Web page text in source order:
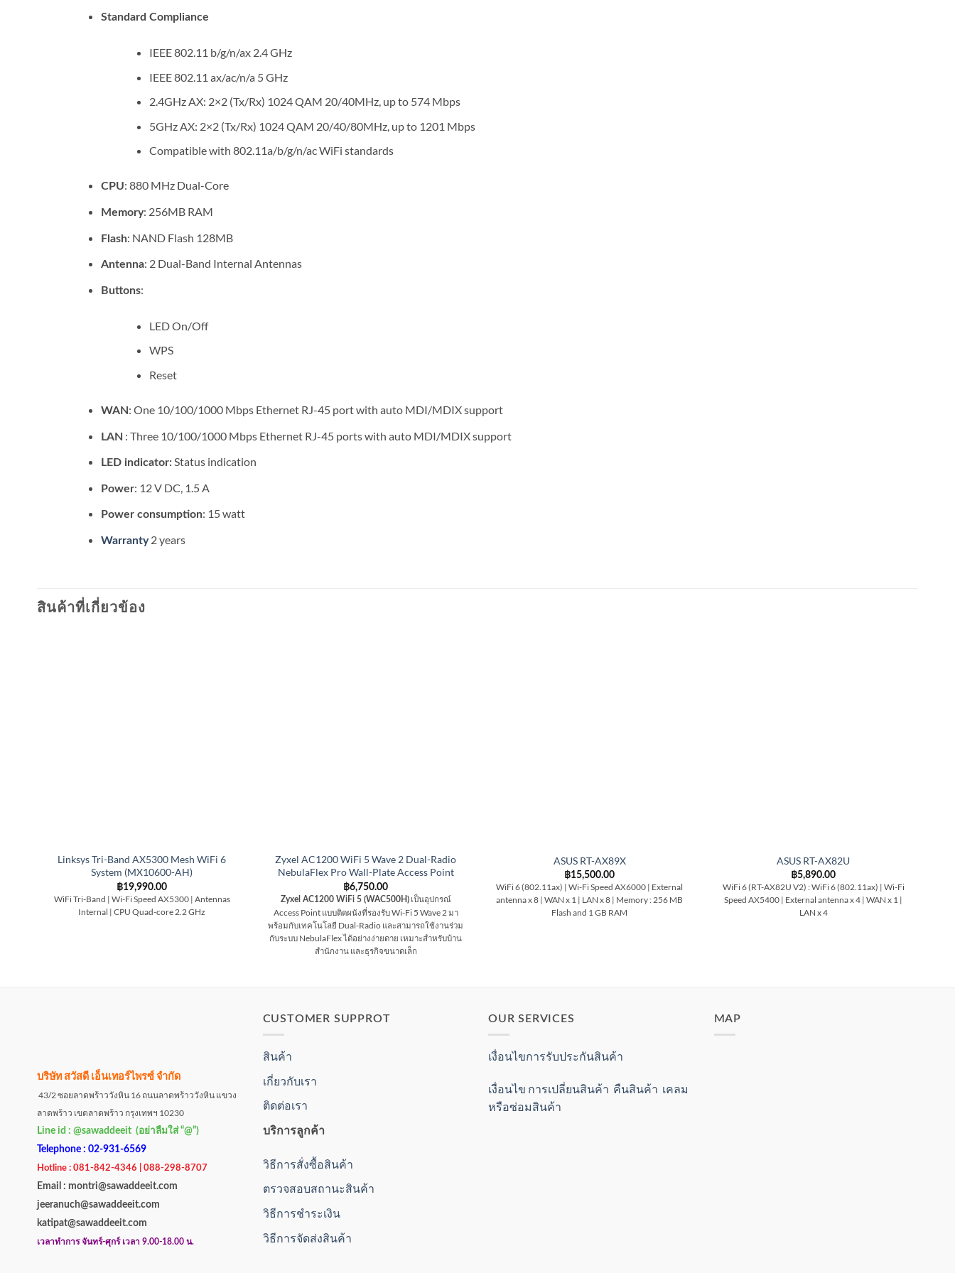
Standard Compliance
IEEE 802.11 b/g/n/ax 2.4 GHz
IEEE 802.11 ax/ac/n/a 5 GHz
2.4GHz AX: 2×2 (Tx/Rx) 1024 QAM 20/40MHz, up to 574 Mbps
5GHz AX: 2×2 (Tx/Rx) 1024 QAM 20/40/80MHz, up to 1201 Mbps
Compatible with 802.11a/b/g/n/ac WiFi standards
CPU: 880 MHz Dual-Core
Memory: 256MB RAM
Flash: NAND Flash 128MB
Antenna: 2 Dual-Band Internal Antennas
Buttons:
LED On/Off
WPS
Reset
WAN: One 10/100/1000 Mbps Ethernet RJ-45 port with auto MDI/MDIX support
LAN : Three 10/100/1000 Mbps Ethernet RJ-45 ports with auto MDI/MDIX support
LED indicator:Status indication
Power: 12 V DC, 1.5 A
Power consumption: 15 watt
Warranty2 years
สินค้าที่เกี่ยวข้อง
Linksys Tri-Band AX5300 Mesh WiFi 6
System (MX10600-AH)
฿19,990.00
WiFi Tri-Band | Wi-Fi Speed AX5300 | Antennas
Internal | CPU Quad-core 2.2 GHz
Zyxel AC1200 WiFi 5 Wave 2 Dual-Radio
NebulaFlex Pro Wall-Plate Access Point
฿6,750.00
Zyxel AC1200 WiFi 5 (WAC500H)เป็นอุปกรณ์
Access Point แบบติดผนังที่รองรับ Wi-Fi 5 Wave 2 มา
พร้อมกับเทคโนโลยี Dual-Radio และสามารถใช้งานร่วม
กับระบบ NebulaFlex ได้อย่างง่ายดาย เหมาะสำหรับบ้าน
สำนักงาน และธุรกิจขนาดเล็ก
ASUS RT-AX89X
฿15,500.00
WiFi 6 (802.11ax) | Wi-Fi Speed AX6000 | External
antenna x 8 | WAN x 1 | LAN x 8 | Memory : 256 MB
Flash and 1 GB RAM
ASUS RT-AX82U
฿5,890.00
WiFi 6 (RT-AX82U V2) : WiFi 6 (802.11ax) | Wi-Fi
Speed AX5400 | External antenna x 4 | WAN x 1 |
LAN x 4
บริษัท สวัสดี เอ็นเทอร์ไพรซ์ จำกัด
43/2 ซอยลาดพร้าววังหิน 16 ถนนลาดพร้าววังหิน แขวง
ลาดพร้าว เขตลาดพร้าว กรุงเทพฯ 10230
Line id : @sawaddeeit (อย่าลืมใส่ “@”)
Telephone : 02-931-6569
Hotline : 081-842-4346 | 088-298-8707
Email : montri@sawaddeeit.com
jeeranuch@sawaddeeit.com
katipat@sawaddeeit.com
เวลาทำการ จันทร์-ศุกร์ เวลา 9.00-18.00 น.
CUSTOMER SUPPROT
สินค้า
เกี่ยวกับเรา
ติดต่อเรา
บริการลูกค้า
วิธีการสั่งซื้อสินค้า
ตรวจสอบสถานะสินค้า
วิธีการชำระเงิน
วิธีการจัดส่งสินค้า
OUR SERVICES
เงื่อนไขการรับประกันสินค้า
เงื่อนไข การเปลี่ยนสินค้า คืนสินค้า เคลม
หรือซ่อมสินค้า
MAP